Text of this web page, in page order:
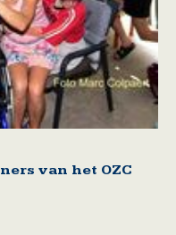
van het OZC